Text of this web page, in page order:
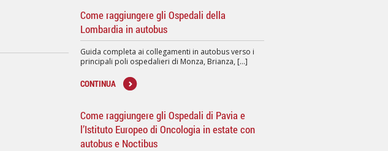
Come raggiungere gli Ospedali della
Lombardia in autobus
Guida completa ai collegamenti in autobus verso i
principali poli ospedalieri di Monza, Brianza, [...]
CONTINUA
Come raggiungere gli Ospedali di Pavia e
l’Istituto Europeo di Oncologia in estate con
autobus e Noctibus